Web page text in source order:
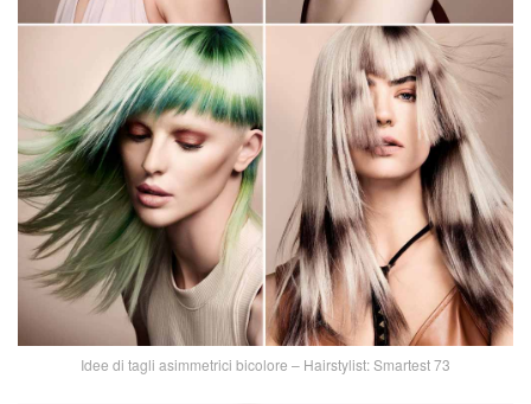
Idee di tagli asimmetrici bicolore – Hairstylist: Smartest 73